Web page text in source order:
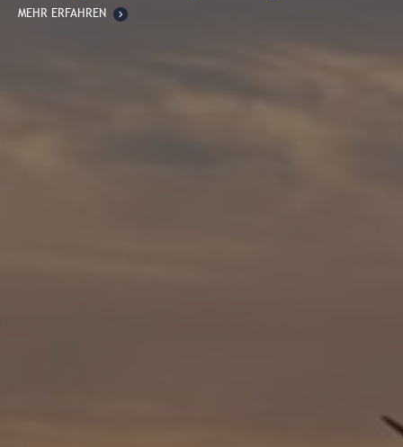
MEHR ERFAHREN